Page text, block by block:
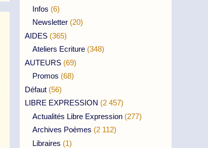
Infos (6)
Newsletter (20)
AIDES (365)
Ateliers Ecriture (348)
AUTEURS (69)
Promos (68)
Défaut (56)
LIBRE EXPRESSION (2 457)
Actualités Libre Expression (277)
Archives Poèmes (2 112)
Libraires (1)